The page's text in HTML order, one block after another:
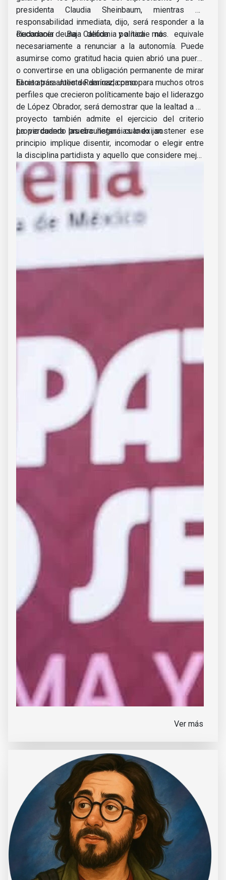
presidenta Claudia Sheinbaum, mientras su
responsabilidad inmediata, dijo, será responder a la
ciudadanía de Baja California y a nadie más.
Reconocer una deuda política no equivale
necesariamente a renunciar a la autonomía. Puede
asumirse como gratitud hacia quien abrió una puerta
o convertirse en una obligación permanente de mirar
hacia atrás antes de dar cada paso.
El reto para Julieta Ramírez, como para muchos otros
perfiles que crecieron políticamente bajo el liderazgo
de López Obrador, será demostrar que la lealtad a un
proyecto también admite el ejercicio del criterio
propio cuando las circunstancias lo exijan.
La verdadera prueba llegará cuando sostener ese
principio implique disentir, incomodar o elegir entre
la disciplina partidista y aquello que considere mejor
para Baja California.
Ver más